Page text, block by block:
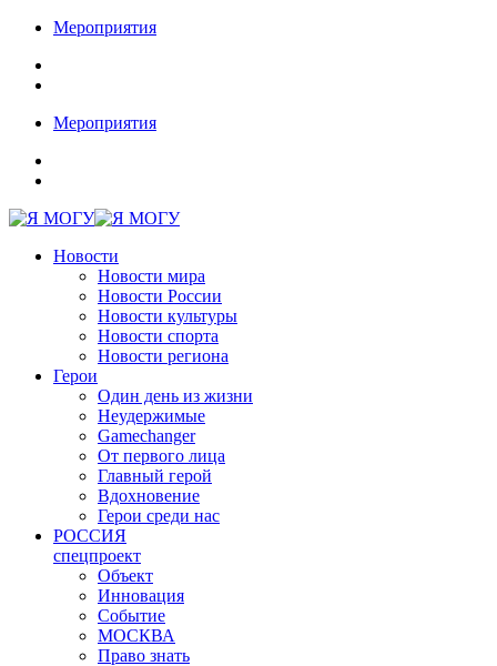
Мероприятия
Мероприятия
Новости
Новости мира
Новости России
Новости культуры
Новости спорта
Новости региона
Герои
Один день из жизни
Неудержимые
Gamechanger
От первого лица
Главный герой
Вдохновение
Герои среди нас
РОССИЯ
спецпроект
Объект
Инновация
Событие
МОСКВА
Право знать